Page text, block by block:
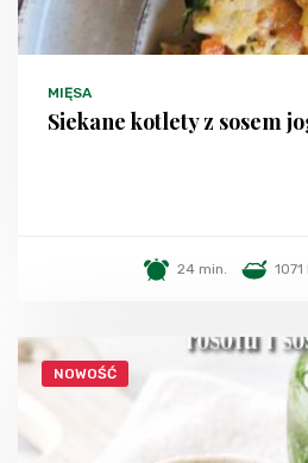
MIĘSA
Siekane kotlety z sosem
24 min. 1071
NOWOŚĆ